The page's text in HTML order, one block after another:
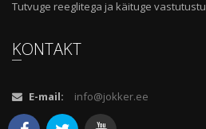
Tutvuge reeglitega ja käituge
KONTAKT
E-mail: info@jokker.ee